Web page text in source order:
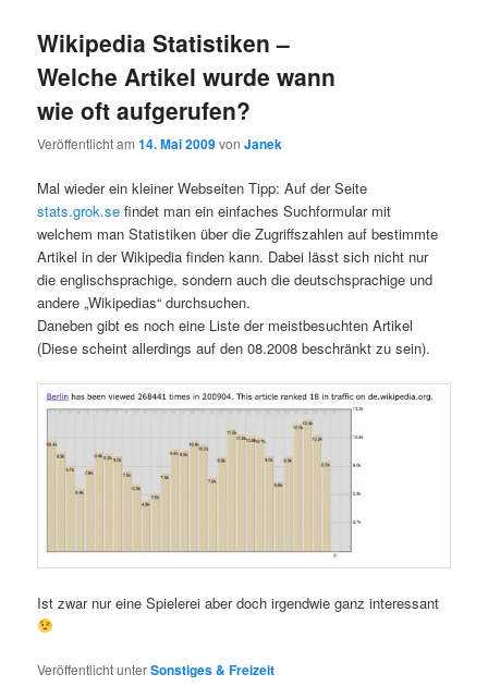
Wikipedia Statistiken –
Welche Artikel wurde wann
wie oft aufgerufen?
Veröffentlicht am14. Mai 2009vonJanek
Mal wieder ein kleiner Webseiten Tipp: Auf der Seite
stats.grok.se findet man ein einfaches Suchformular mit
welchem man Statistiken über die Zugriffszahlen auf bestimmte
Artikel in der Wikipedia finden kann. Dabei lässt sich nicht nur
die englischsprachige, sondern auch die deutschsprachige und
andere „Wikipedias“ durchsuchen.
Daneben gibt es noch eine Liste der meistbesuchten Artikel
(Diese scheint allerdings auf den 08.2008 beschränkt zu sein).
Ist zwar nur eine Spielerei aber doch irgendwie ganz interessant
Veröffentlicht unterSonstiges & Freizeit